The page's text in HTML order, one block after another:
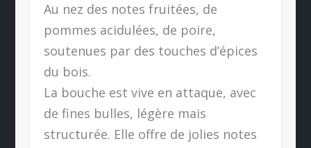
Au nez des notes fruitées, de
pommes acidulées, de poire,
soutenues par des touches d’épices
du bois.
La bouche est vive en attaque, avec
de fines bulles, légère mais
structurée. Elle offre de jolies notes